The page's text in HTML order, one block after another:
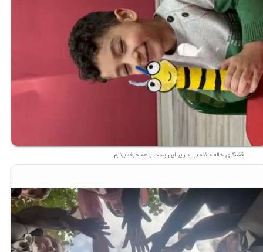
قشنگای خاله مائده بیاید زیر این پست باهم حرف بزنیم